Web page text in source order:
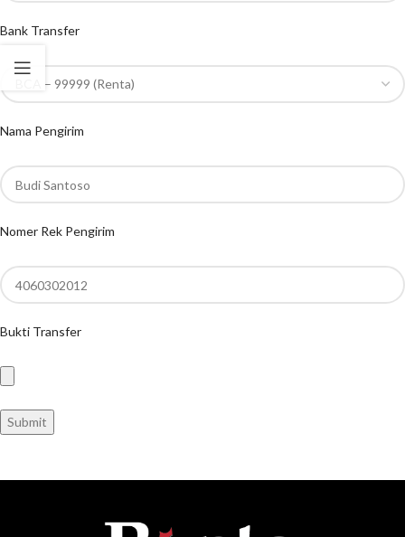
Bank Transfer
Nama Pengirim
Nomer Rek Pengirim
Bukti Transfer